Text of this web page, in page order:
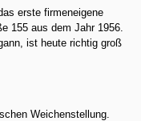
erste firmeneigene
155 aus dem Jahr 1956.
ist heute richtig groß
Weichenstellung.